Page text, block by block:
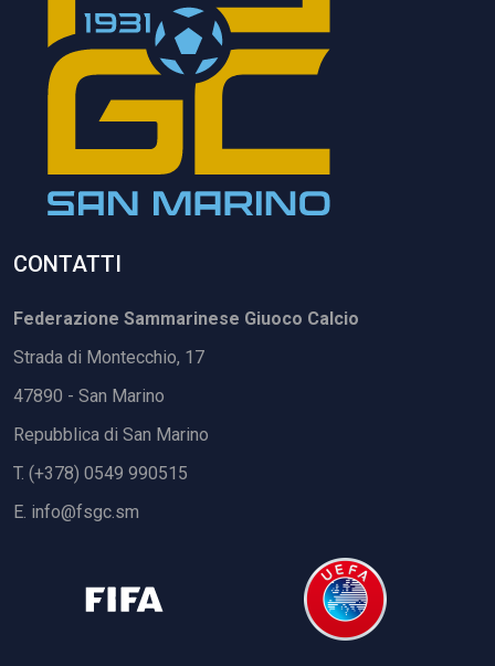
CONTATTI
Federazione Sammarinese Giuoco Calcio
Strada di Montecchio, 17
47890 - San Marino
Repubblica di San Marino
T. (+378) 0549 990515
E. info@fsgc.sm